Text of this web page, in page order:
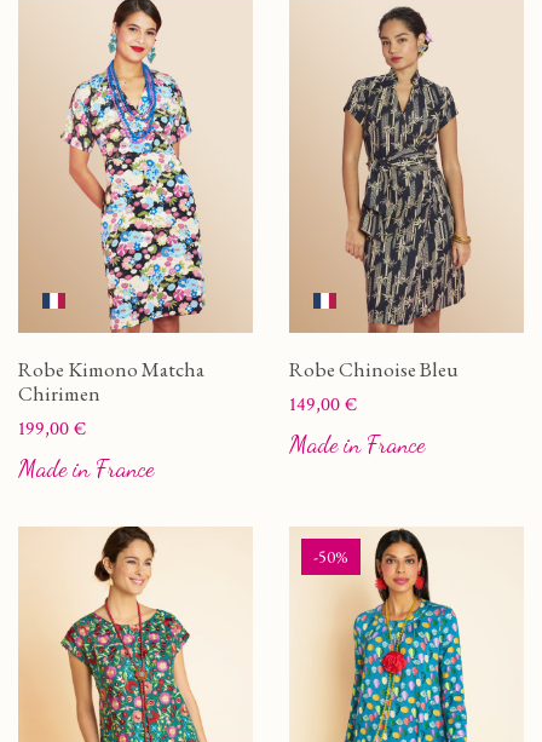
Robe Kimono Matcha
Chirimen
Prix
199,00 €
Made in France
Robe Chinoise Bleu
Prix
149,00 €
Made in France
-50%